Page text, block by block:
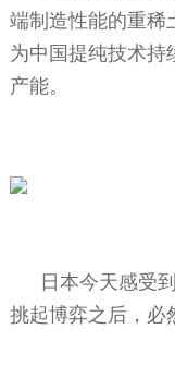
端制造性能的重稀
为中国提纯技术持
产能。
日本今天感受
挑起博弈之后，必